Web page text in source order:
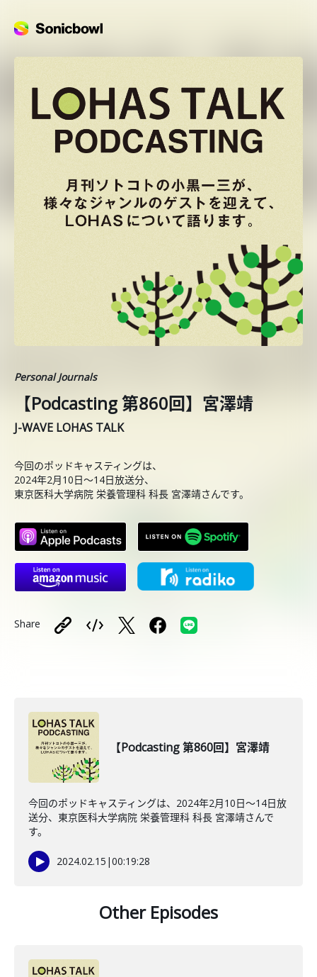
Personal Journals
【Podcasting 第860回】宮澤靖
J-WAVE LOHAS TALK
今回のポッドキャスティングは、
2024年2月10日〜14日放送分、
東京医科大学病院 栄養管理科 科長 宮澤靖さんです。
Share
【Podcasting 第860回】宮澤靖
今回のポッドキャスティングは、2024年2月10日〜14日放
送分、東京医科大学病院 栄養管理科 科長 宮澤靖さんで
す。
2024.02.15 |00:19:28
Other Episodes